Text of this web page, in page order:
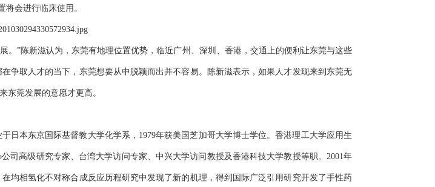
会进行临床使用。
”陈新滋认为，东莞有地理位置优势，临近广州、深圳、香港，交通上的便利让东莞与这些
争取人才的当下，东莞想要从中脱颖而出并不容易。陈新滋表示，如果人才发现来到东莞无
东莞发展的意愿才更高。
本东京国际基督教大学化学系，1979年获美国芝加哥大学博士学位。香港理工大学应用生
司高级研究专家、台湾大学访问专家、中兴大学访问教授及香港科技大学教授等职。2001年
均相氢化不对称合成反应历程研究中发现了新的机理，得到国际广泛引用研究开发了手性药